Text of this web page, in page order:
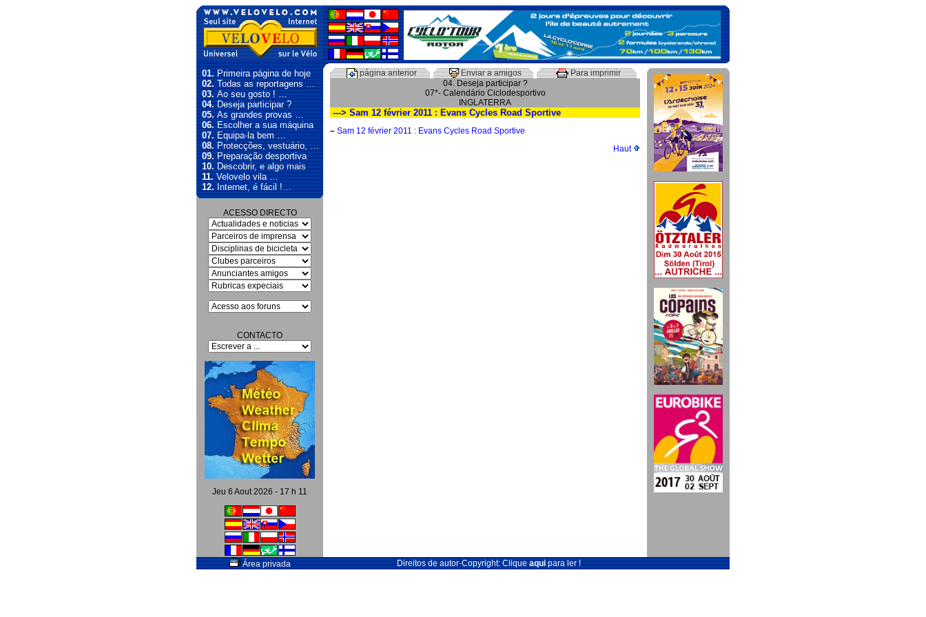
01.Primeira página de hoje
02.Todas as reportagens …
03.Ao seu gosto ! …
04.Deseja participar ?
05.As grandes provas …
06.Escolher a sua máquina
07.Equipa-la bem …
08.Protecções, vestuário, …
09.Preparação desportiva
10.Descobrir, e algo mais
11.Velovelo vila …
12.Internet, é fácil !…
ACESSO DIRECTO
CONTACTO
Jeu 6 Aout 2026 - 17 h 11
página anterior Enviar a amigos
Para imprimir
04. Deseja participar ?
07*- Calendário Ciclodesportivo
INGLATERRA
---> Sam 12 février 2011 : Evans Cycles Road Sportive
– Sam 12 février 2011 : Evans Cycles Road Sportive
Haut
Área privada Direitos de autor-Copyright: Cliqueaquipara ler !